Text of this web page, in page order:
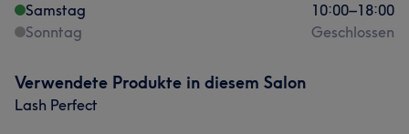
Samstag
10:00–18:00
Sonntag
Geschlossen
Verwendete Produkte in diesem Salon
Lash Perfect